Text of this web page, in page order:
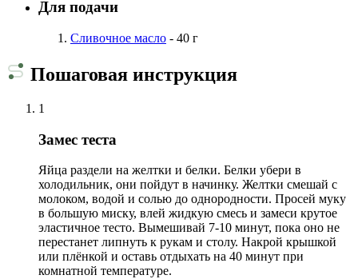
Для подачи
Сливочное масло - 40 г
Пошаговая инструкция
1
Замес теста
Яйца раздели на желтки и белки. Белки убери в
холодильник, они пойдут в начинку. Желтки смешай с
молоком, водой и солью до однородности. Просей муку
в большую миску, влей жидкую смесь и замеси крутое
эластичное тесто. Вымешивай 7-10 минут, пока оно не
перестанет липнуть к рукам и столу. Накрой крышкой
или плёнкой и оставь отдыхать на 40 минут при
комнатной температуре.